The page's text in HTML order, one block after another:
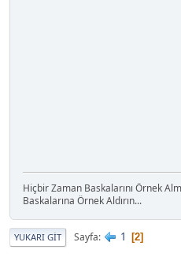
Hiçbir Zaman Baskalarını Örnek
Baskalarına Örnek Aldırın...
YUKARI GIT Sayfa 1 2